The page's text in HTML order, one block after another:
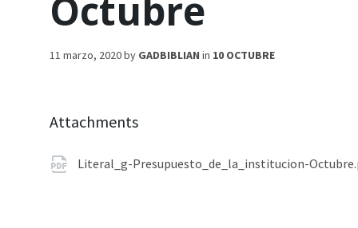
Octubre
11 marzo, 2020by GADBIBLIAN in 10 OCTUBRE
Attachments
Literal_g-Presupuesto_de_la_institucion-